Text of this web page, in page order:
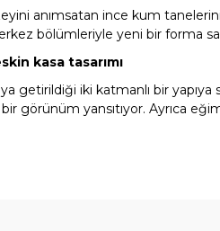
anımsatan ince kum
bölümleriyle yeni bir forma
kasa tasarımı
getirildiği iki katmanlı bir
görünüm yansıtıyor. Ayrıca